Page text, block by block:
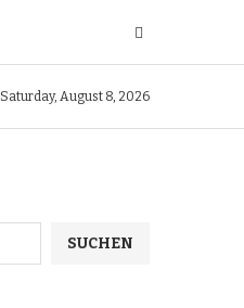
Saturday, August 8, 2026
SUCHEN